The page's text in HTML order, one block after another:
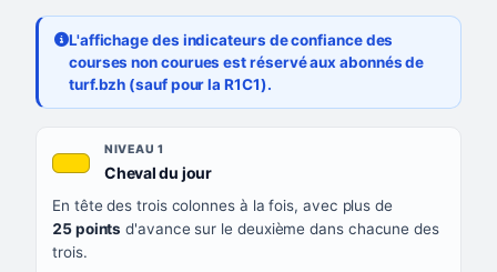
L'affichage des indicateurs de confiance des
courses non courues est réservé aux abonnés de
turf.bzh (sauf pour la R1C1).
QUAND LA LIGNE PREND CETTE COULEUR
CE QUE CELA VOUS DIT
NIVEAU 1
Cheval du jour, couleur jaune or
En tête des trois colonnes à la fois, avec plus de
25 points d'avance sur le deuxième dans chacune des
trois.